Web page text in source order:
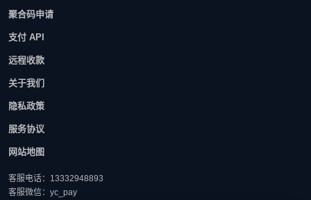
聚合码申请
支付 API
远程收款
关于我们
隐私政策
服务协议
网站地图
客服电话：13332948893
客服微信：yc_pay